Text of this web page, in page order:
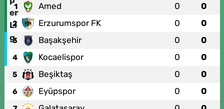
1 Amed 0 0
2 Erzurumspor FK 0 0
3 Başakşehir 0 0
4 Kocaelispor 0 0
5 Beşiktaş 0 0
6 Eyüpspor 0 0